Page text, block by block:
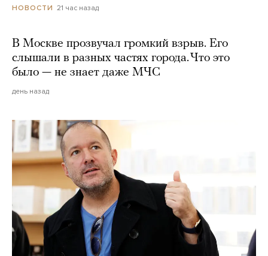
НОВОСТИ 21 час назад
В Москве прозвучал громкий взрыв. Его
слышали в разных частях города. Что это
было — не знает даже МЧС
день назад